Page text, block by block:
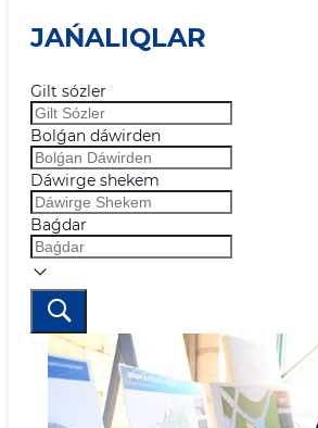
JAŃALIQLAR
Gilt sózler
Bolǵan dáwirden
Dáwirge shekem
Baǵdar